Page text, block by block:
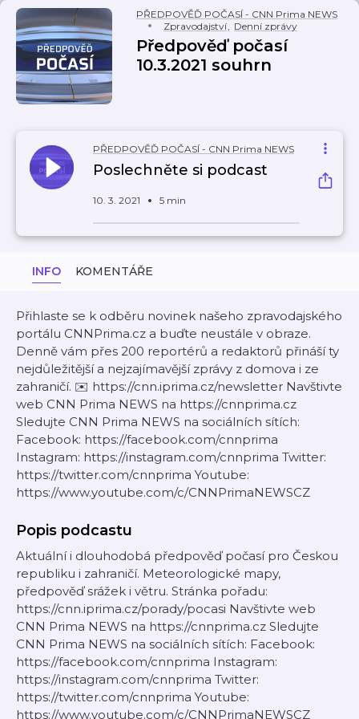
PŘEDPOVĚĎ POČASÍ - CNN Prima NEWS
Zpravodajství, Denní zprávy
Předpověď počasí
10.3.2021 souhrn
PŘEDPOVĚĎ POČASÍ - CNN Prima NEWS
Poslechněte si podcast
10. 3. 2021 5 min
INFO KOMENTÁŘE
Přihlaste se k odběru novinek našeho zpravodajského
portálu CNNPrima.cz a buďte neustále v obraze.
Denně vám přes 200 reportérů a redaktorů přináší ty
nejdůležitější a nejzajímavější zprávy z domova i ze
zahraničí. ✉️ https://cnn.iprima.cz/newsletter Navštivte
web CNN Prima NEWS na https://cnnprima.cz
Sledujte CNN Prima NEWS na sociálních sítích:
Facebook: https://facebook.com/cnnprima
Instagram: https://instagram.com/cnnprima Twitter:
https://twitter.com/cnnprima Youtube:
https://www.youtube.com/c/CNNPrimaNEWSCZ
Popis podcastu
Aktuální i dlouhodobá předpověď počasí pro Českou
republiku i zahraničí. Meteorologické mapy,
předpověď srážek i větru. Stránka pořadu:
https://cnn.iprima.cz/porady/pocasi Navštivte web
CNN Prima NEWS na https://cnnprima.cz Sledujte
CNN Prima NEWS na sociálních sítích: Facebook:
https://facebook.com/cnnprima Instagram:
https://instagram.com/cnnprima Twitter:
https://twitter.com/cnnprima Youtube:
https://www.youtube.com/c/CNNPrimaNEWSCZ